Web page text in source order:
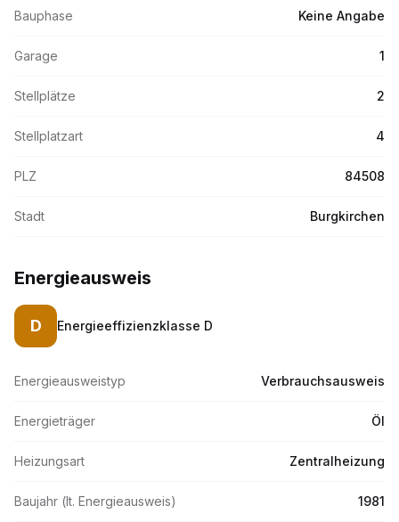
Bauphase Keine Angabe
Garage 1
Stellplätze 2
Stellplatzart 4
PLZ 84508
Stadt Burgkirchen
Energieausweis
D Energieeffizienzklasse D
Energieausweistyp Verbrauchsausweis
Energieträger Öl
Heizungsart Zentralheizung
Baujahr (lt. Energieausweis) 1981